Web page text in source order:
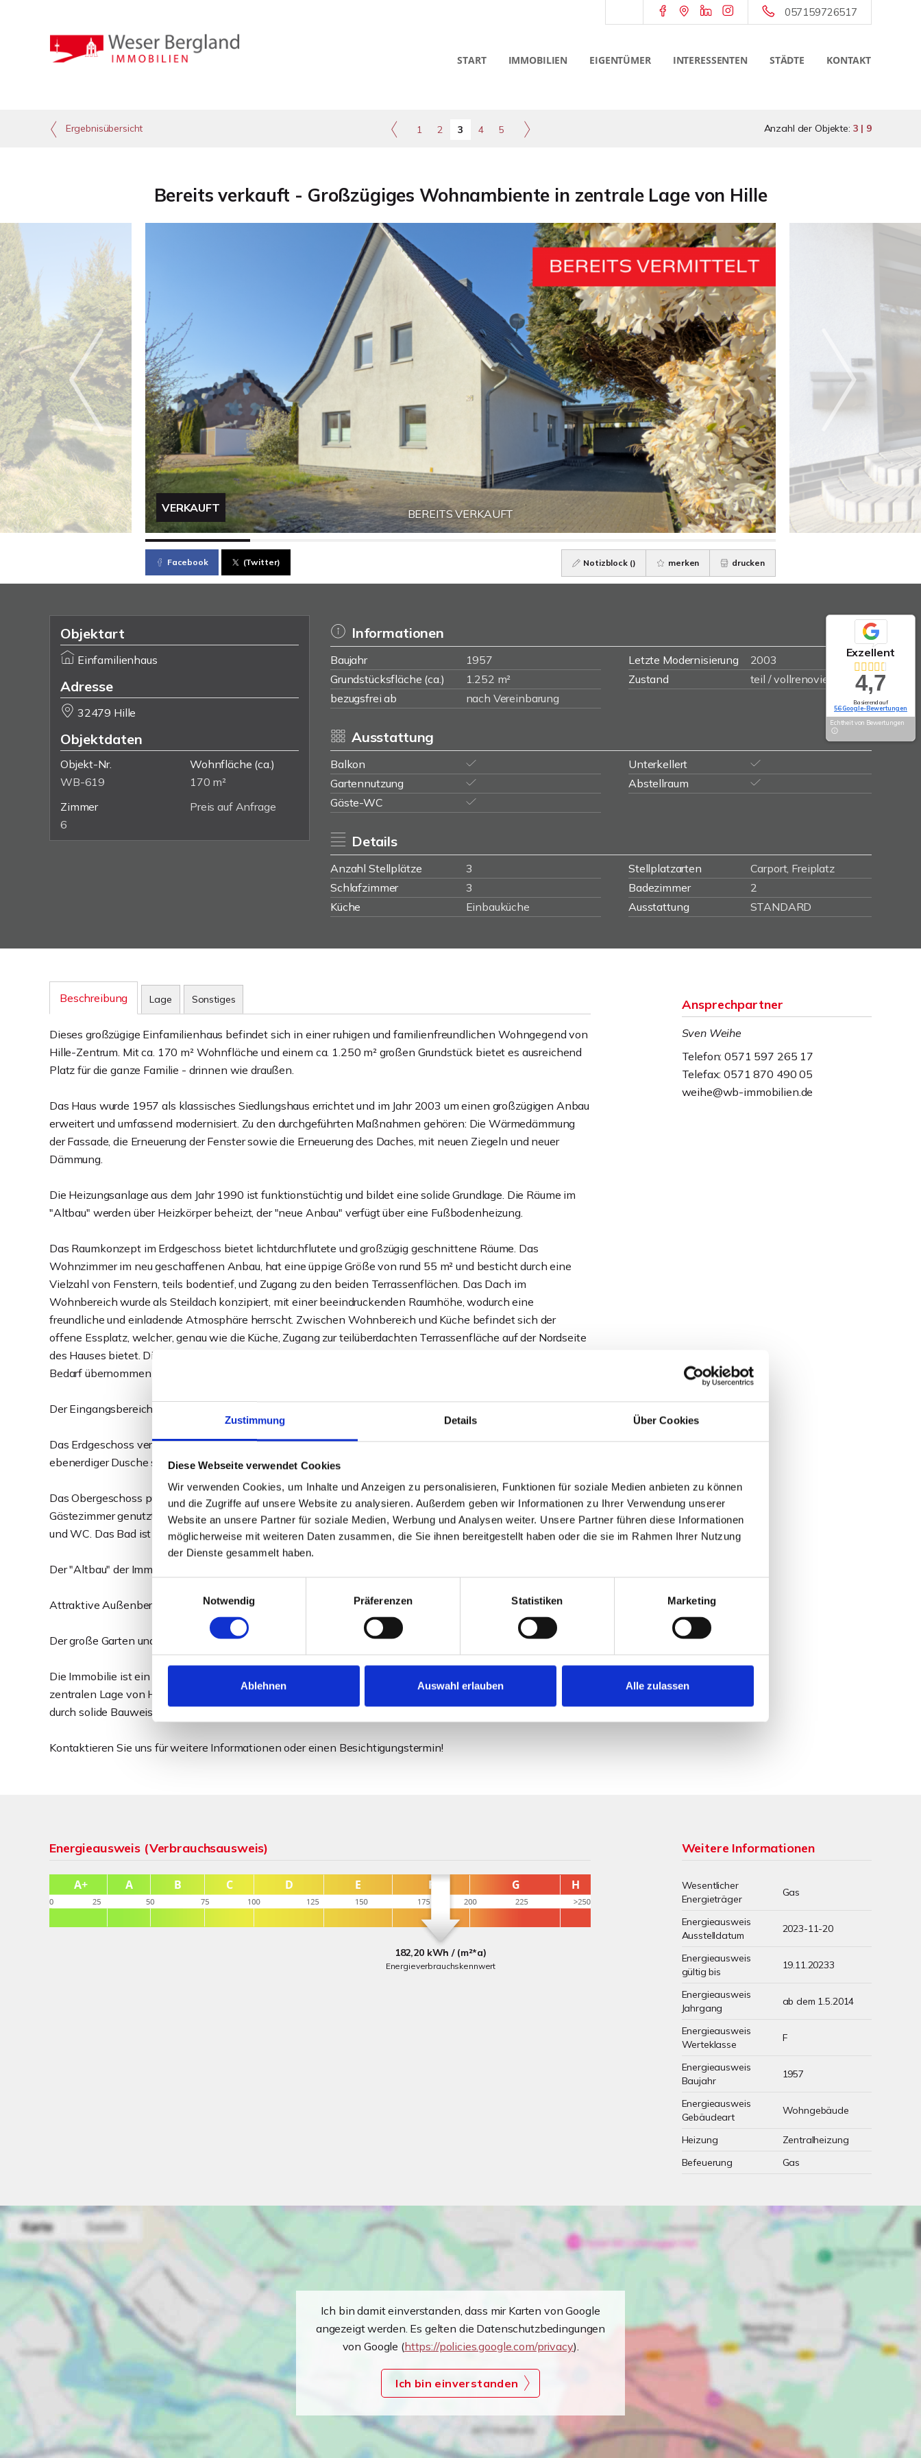
Zustimmung Details Über Cookies
Diese Webseite verwendet Cookies
Wir verwenden Cookies, um Inhalte und Anzeigen zu personalisieren, Funktionen für soziale Medien anbieten zu können
und die Zugriffe auf unsere Website zu analysieren. Außerdem geben wir Informationen zu Ihrer Verwendung unserer
Website an unsere Partner für soziale Medien, Werbung und Analysen weiter. Unsere Partner führen diese Informationen
möglicherweise mit weiteren Daten zusammen, die Sie ihnen bereitgestellt haben oder die sie im Rahmen Ihrer Nutzung
der Dienste gesammelt haben.
Notwendig
Präferenzen Statistiken Marketing
Ablehnen Auswahl erlauben Alle zulassen
057159726517
START IMMOBILIEN EIGENTÜMER INTERESSENTEN STÄDTE KONTAKT
Ergebnisübersicht 1 2 3 4 5 Anzahl der Objekte: 3 | 9
Bereits verkauft - Großzügiges Wohnambiente in zentrale Lage von Hille
BEREITS VERKAUFT
VERKAUFT
Facebook (Twitter) Notizblock () merken drucken
Objektart
Einfamilienhaus
Adresse
32479 Hille
Objektdaten
Objekt-Nr.
WB-619
Wohnfläche (ca.)
170 m²
Zimmer
6
Preis auf Anfrage
Informationen
Baujahr 1957 Letzte Modernisierung
2003
Grundstücksfläche (ca.)
1.252 m² Zustand
teil / vollrenoviert
bezugsfrei ab
nach Vereinbarung
Ausstattung
Balkon
Unterkellert
Gartennutzung
Abstellraum
Gäste-WC
Details
Anzahl Stellplätze 3 Stellplatzarten
Carport, Freiplatz
Schlafzimmer
3 Badezimmer
2
Küche
Einbauküche Ausstattung STANDARD
Beschreibung Lage Sonstiges
Dieses großzügige Einfamilienhaus befindet sich in einer ruhigen und familienfreundlichen Wohngegend von
Hille-Zentrum. Mit ca. 170 m² Wohnfläche und einem ca. 1.250 m² großen Grundstück bietet es ausreichend
Platz für die ganze Familie - drinnen wie draußen.
Das Haus wurde 1957 als klassisches Siedlungshaus errichtet und im Jahr 2003 um einen großzügigen Anbau
erweitert und umfassend modernisiert. Zu den durchgeführten Maßnahmen gehören: Die Wärmedämmung
der Fassade, die Erneuerung der Fenster sowie die Erneuerung des Daches, mit neuen Ziegeln und neuer
Dämmung.
Die Heizungsanlage aus dem Jahr 1990 ist funktionstüchtig und bildet eine solide Grundlage. Die Räume im
"Altbau" werden über Heizkörper beheizt, der "neue Anbau" verfügt über eine Fußbodenheizung.
Das Raumkonzept im Erdgeschoss bietet lichtdurchflutete und großzügig geschnittene Räume. Das
Wohnzimmer im neu geschaffenen Anbau, hat eine üppige Größe von rund 55 m² und besticht durch eine
Vielzahl von Fenstern, teils bodentief, und Zugang zu den beiden Terrassenflächen. Das Dach im
Wohnbereich wurde als Steildach konzipiert, mit einer beeindruckenden Raumhöhe, wodurch eine
freundliche und einladende Atmosphäre herrscht. Zwischen Wohnbereich und Küche befindet sich der
offene Essplatz, welcher, genau wie die Küche, Zugang zur teilüberdachten Terrassenfläche auf der Nordseite
des Hauses bietet. Die angrenzende Küchenbereich ist mit einer Einbauküche ausgestattet, welche bei
Bedarf übernommen werden kann.
Der Eingangsbereich wurde als Windfang gestaltet und ist mit einem Gäste-WC ausgestattet.
Das Erdgeschoss verfügt noch über einen großzügiges Schlafzimmer, ein Badezimmer mit Eckwanne und
ebenerdiger Dusche sowie einen praktischen und gut geschnittenen Hauswirtschaftsraum.
Das Obergeschoss punktet mit zwei hellen Schlafzimmer und einem kleinen Zimmer, das ideal als Büro oder
Gästezimmer genutzt werden kann. Im Obergeschoss befindet sich noch ein Duschbad mit Waschtischen
und WC. Das Bad ist nicht funktionstüchtig und muss saniert werden.
Der "Altbau" der Immobilie ist voll unterkellert, was für ausreichend Stauflächen sorgt.
Attraktive Außenbereiche
Der große Garten und die beiden Terrassen laden zu erholsamen Stunden im Freien ein.
Die Immobilie ist ein ideales Zuhause für Familien, die den Traum vom eigenen Haus in einer beliebten und
zentralen Lage von Hille verwirklichen möchten. Trotz kleinerer Renovierungsarbeiten überzeugt das Haus
durch solide Bauweise, moderne Elemente und vielfältige Gestaltungsmöglichkeiten.
Kontaktieren Sie uns für weitere Informationen oder einen Besichtigungstermin!
Ansprechpartner
Sven Weihe
Telefon: 0571 597 265 17
Telefax: 0571 870 490 05
weihe@wb-immobilien.de
Energieausweis (Verbrauchsausweis)
182,20 kWh / (m²*a)
Energieverbrauchskennwert
Weitere Informationen
Wesentlicher
Energieträger
Gas
Energieausweis
Ausstelldatum
2023-11-20
Energieausweis
gültig bis
19.11.20233
Energieausweis
Jahrgang
ab dem 1.5.2014
Energieausweis
Werteklasse
F
Energieausweis
Baujahr
1957
Energieausweis
Gebäudeart
Wohngebäude
Heizung
Zentralheizung
Befeuerung
Gas
Ich bin damit einverstanden, dass mir Karten von Google
angezeigt werden. Es gelten die Datenschutzbedingungen
von Google (https://policies.google.com/privacy).
Ich bin einverstanden
Exzellent
4,7
Basierend auf
56 Google-Bewertungen
Echtheit von Bewertungen